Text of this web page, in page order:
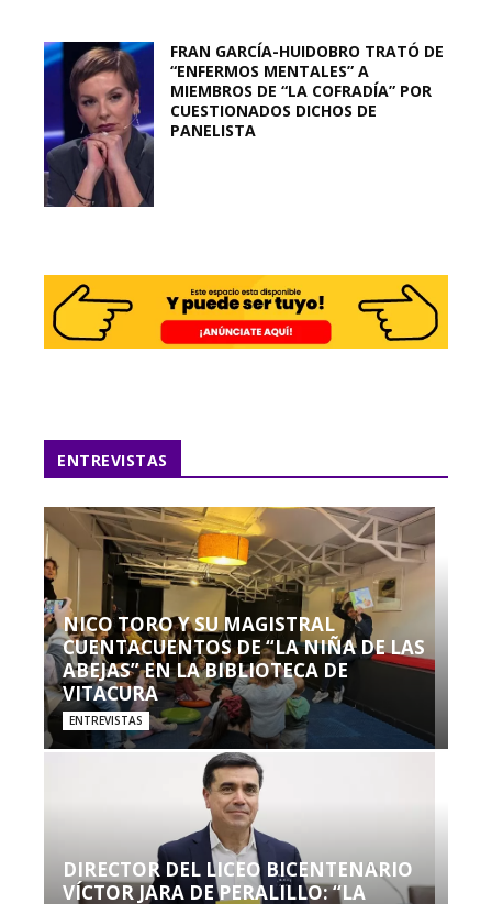
FRAN GARCÍA-HUIDOBRO TRATÓ DE
“ENFERMOS MENTALES” A
MIEMBROS DE “LA COFRADÍA” POR
CUESTIONADOS DICHOS DE
PANELISTA
ENTREVISTAS
NICO TORO Y SU MAGISTRAL
CUENTACUENTOS DE “LA NIÑA DE LAS
ABEJAS” EN LA BIBLIOTECA DE
VITACURA
ENTREVISTAS
DIRECTOR DEL LICEO BICENTENARIO
VÍCTOR JARA DE PERALILLO: “LA